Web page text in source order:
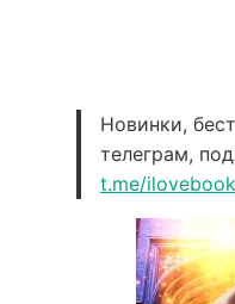
Новинки,
телеграм,
t.me/